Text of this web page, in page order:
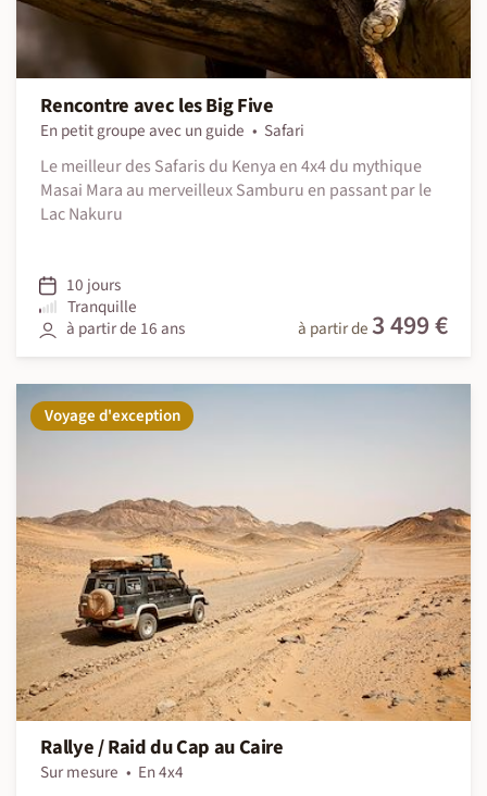
Rencontre avec les Big Five
En petit groupe avec un guide
Safari
Le meilleur des Safaris du Kenya en 4x4 du mythique
Masai Mara au merveilleux Samburu en passant par le
Lac Nakuru
10 jours
Tranquille
à partir de 16 ans
à partir de 3 499 €
Voyage d'exception
Rallye / Raid du Cap au Caire
Sur mesure
En 4x4